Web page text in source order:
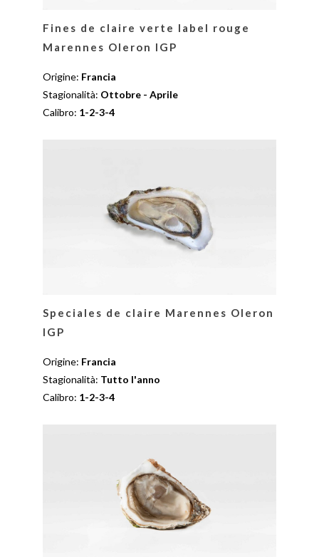
Fines de claire verte label rouge
Marennes Oleron IGP
Origine: Francia
Stagionalità: Ottobre - Aprile
Calibro: 1-2-3-4
Speciales de claire Marennes Oleron
IGP
Origine: Francia
Stagionalità: Tutto l'anno
Calibro: 1-2-3-4